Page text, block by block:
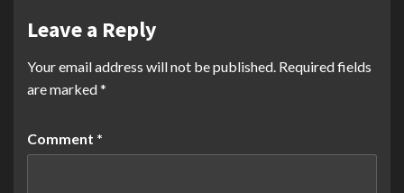
Leave a Reply
Your email address will not be published. Required fields
are marked*
Comment *